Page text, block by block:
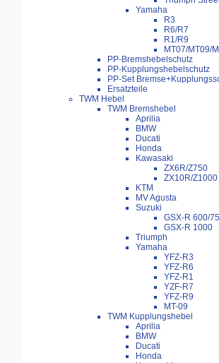
Yamaha
R3
R6/R7
R1/R9
MT07/MT09/
PP-Bremshebelschutz
PP-Kupplungshebelschutz
PP-Set
Ersatzteile
TWM Hebel
TWM Bremshebel
Aprilia
BMW
Ducati
Honda
Kawasaki
ZX6R/Z750
ZX10R/Z1000
KTM
MV Agusta
Suzuki
GSX-R 600/
GSX-R 1000
Triumph
Yamaha
YFZ-R3
YFZ-R6
YFZ-R1
YZF-R7
YFZ-R9
MT-09
TWM Kupplungshebel
Aprilia
BMW
Ducati
Honda